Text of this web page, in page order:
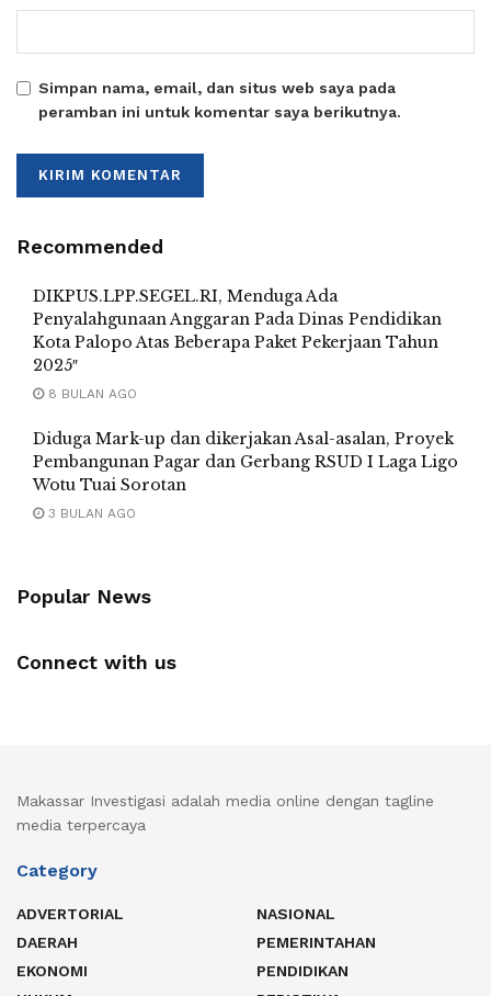
Simpan nama, email, dan situs web saya pada
peramban ini untuk komentar saya berikutnya.
Recommended
DIKPUS.LPP.SEGEL.RI, Menduga Ada
Penyalahgunaan Anggaran Pada Dinas Pendidikan
Kota Palopo Atas Beberapa Paket Pekerjaan Tahun
2025″
8 BULAN AGO
Diduga Mark-up dan dikerjakan Asal-asalan, Proyek
Pembangunan Pagar dan Gerbang RSUD I Laga Ligo
Wotu Tuai Sorotan
3 BULAN AGO
Popular News
Connect with us
Makassar Investigasi adalah media online dengan tagline
media terpercaya
Category
ADVERTORIAL
DAERAH
EKONOMI
NASIONAL
PEMERINTAHAN
PENDIDIKAN